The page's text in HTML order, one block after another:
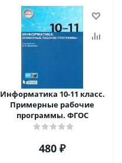
Информатика 10-11 класс.
Примерные рабочие
программы. ФГОС
480 ₽